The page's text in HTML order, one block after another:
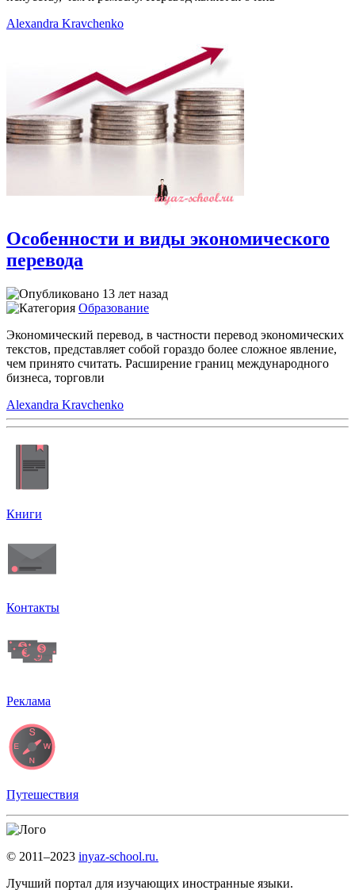
Alexandra Kravchenko
Особенности и виды экономического
перевода
13 лет назад
Образование
Экономический перевод, в частности перевод экономических
текстов, представляет собой гораздо более сложное явление,
чем принято считать. Расширение границ международного
бизнеса, торговли
Alexandra Kravchenko
Книги
Контакты
Реклама
Путешествия
© 2011–2023 inyaz-school.ru.
Лучший портал для изучающих иностранные языки.